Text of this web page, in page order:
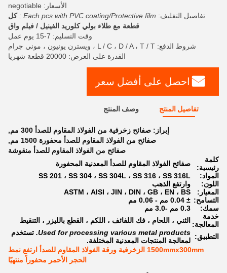
الأسعار: negotiable
تفاصيل التغليف: Each pcs with PVC coating/Protective film ;
كل
قطعة مع طلاء بولي كلوريد الفينيل / فيلم واق
وقت التسليم: 7-15 يوم عمل
شروط الدفع: L / C ، D / A ، T / T ، ويسترن يونيون ، موني جرام
القدرة على العرض: 20000 قطعة شهريا
احصل على أفضل سعر
تفاصيل المنتج وصف المنتج
إبراز: صفائح زخرفية من الفولاذ المقاوم للصدأ 300 مم
,
صفائح من الفولاذ المقاوم للصدأ محفورة 1500 مم
,
صفائح من الفولاذ المقاوم للصدأ منقوشة
كلمة
رئيسية:
صفائح الفولاذ المقاوم للصدأ المعدنية المحفورة
المواد:
SS 201 ، SS 304 ، SS 304L ، SS 316 ، SS 316L
اللون:
وارتفع الذهب
المعيار:
ASTM ، AISI ، JIN ، DIN ، GB ، EN ، BS
التسامح: ± 0.04 مم - 0.06 مم
سمك:
0.3 مم -3.0 مم
خدمة
المعالجة: الثني ، اللحام ، فك اللفائف ، اللكم ، القطع بالليزر ، التنقيط
التطبيق: Used for processing various metal products. تستخدم
لمعالجة المنتجات المعدنية المختلفة.
1500mmx300mm الزخرفية ورقة الفولاذ المقاوم للصدأ ارتفع نمط
الحجر الأحمر محفوراً منتهيًا